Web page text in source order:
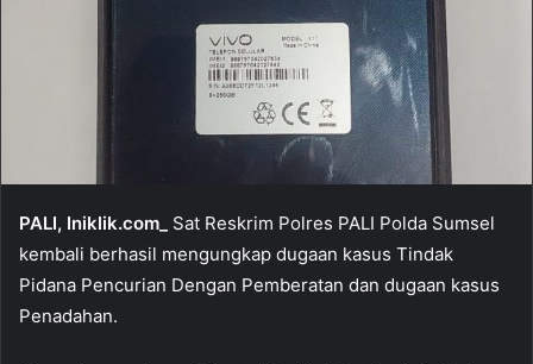
PALI, Iniklik.com_
Sat Reskrim Polres PALI Polda Sumsel
kembali berhasil mengungkap dugaan kasus Tindak
Pidana Pencurian Dengan Pemberatan dan dugaan kasus
Penadahan.